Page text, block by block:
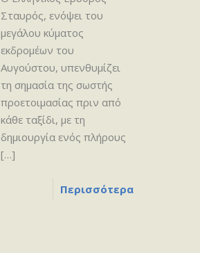
Σταυρός, ενόψει του
μεγάλου κύματος
εκδρομέων του
Αυγούστου, υπενθυμίζει
τη σημασία της σωστής
προετοιμασίας πριν από
κάθε ταξίδι, με τη
δημιουργία ενός πλήρους
[…]
Περισσότερα